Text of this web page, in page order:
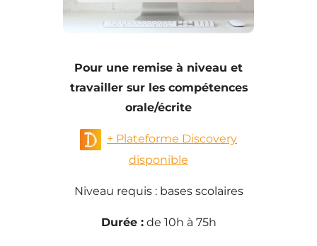
Pour une remise à niveau et
travailler sur les compétences
orale/écrite
+ Plateforme Discovery
disponible
Niveau requis : bases scolaires
Durée :de 10h à 75h